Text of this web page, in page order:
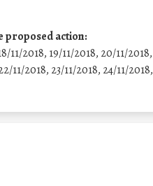
proposed action:
11/2018, 19/11/2018, 20/11/2018,
11/2018, 23/11/2018, 24/11/2018,